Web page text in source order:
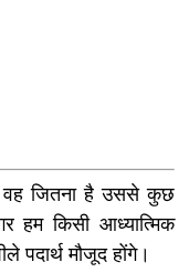
वह जितना है उससे कुछ
हम किसी आध्यात्मिक
पदार्थ मौजूद होंगे।